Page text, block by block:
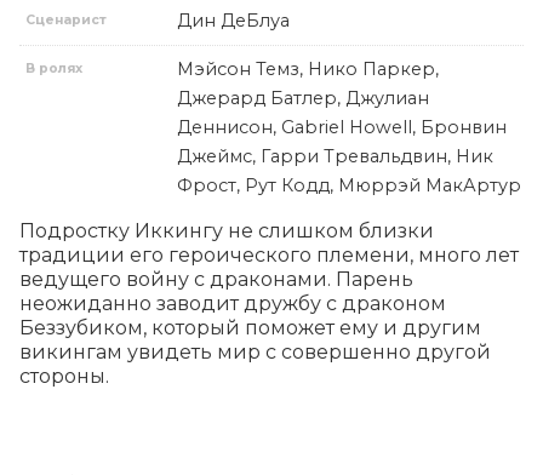
Сценарист Дин ДеБлуа
В ролях
Мэйсон Темз, Нико Паркер,
Джерард Батлер, Джулиан
Деннисон, Gabriel Howell, Бронвин
Джеймс, Гарри Тревальдвин, Ник
Фрост, Рут Кодд, Мюррэй МакАртур
Подростку Иккингу не слишком близки
традиции его героического племени, много лет
ведущего войну с драконами. Парень
неожиданно заводит дружбу с драконом
Беззубиком, который поможет ему и другим
викингам увидеть мир с совершенно другой
стороны.